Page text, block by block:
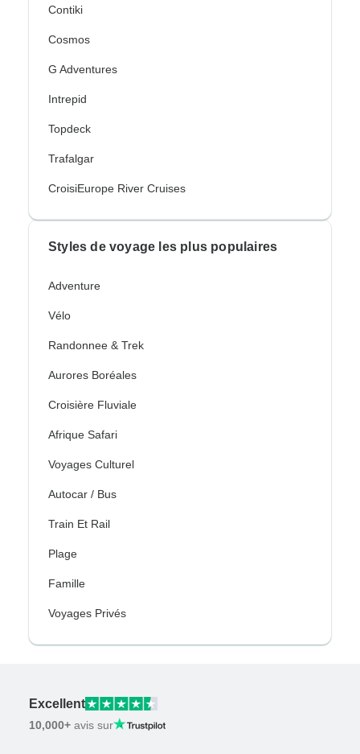
Contiki
Cosmos
G Adventures
Intrepid
Topdeck
Trafalgar
CroisiEurope River Cruises
Styles de voyage les plus populaires
Adventure
Vélo
Randonnee & Trek
Aurores Boréales
Croisière Fluviale
Afrique Safari
Voyages Culturel
Autocar / Bus
Train Et Rail
Plage
Famille
Voyages Privés
Excellent
10,000+ avis sur